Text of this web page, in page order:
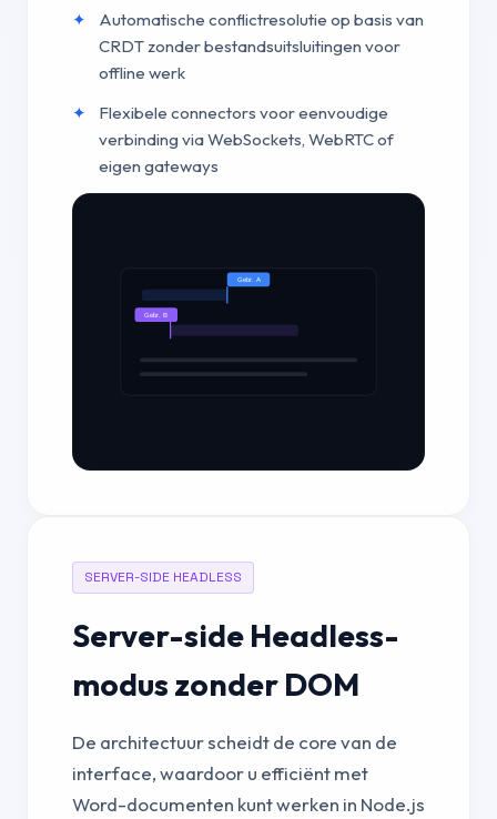
Automatische conflictresolutie op basis van
CRDT zonder bestandsuitsluitingen voor
offline werk
Flexibele connectors voor eenvoudige
verbinding via WebSockets, WebRTC of
eigen gateways
Gebr. A
Gebr. B
SERVER-SIDE HEADLESS
Server-side Headless-
modus zonder DOM
De architectuur scheidt de core van de
interface, waardoor u efficiënt met
Word-documenten kunt werken in Node.js